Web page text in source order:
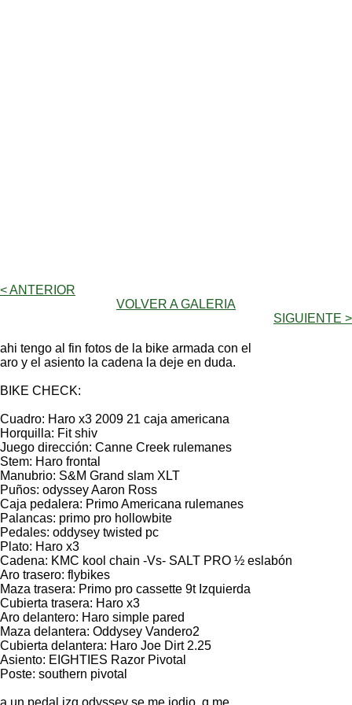
< ANTERIOR
VOLVER A GALERIA
SIGUIENTE >
ahi tengo al fin fotos de la bike armada con el
aro y el asiento la cadena la deje en duda.
BIKE CHECK:
Cuadro: Haro x3 2009 21 caja americana
Horquilla: Fit shiv
Juego dirección: Canne Creek rulemanes
Stem: Haro frontal
Manubrio: S&M Grand slam XLT
Puños: odyssey Aaron Ross
Caja pedalera: Primo Americana rulemanes
Palancas: primo pro hollowbite
Pedales: oddysey twisted pc
Plato: Haro x3
Cadena: KMC kool chain -Vs- SALT PRO ½ eslabón
Aro trasero: flybikes
Maza trasera: Primo pro cassette 9t Izquierda
Cubierta trasera: Haro x3
Aro delantero: Haro simple pared
Maza delantera: Oddysey Vandero2
Cubierta delantera: Haro Joe Dirt 2.25
Asiento: EIGHTIES Razor Pivotal
Poste: southern pivotal